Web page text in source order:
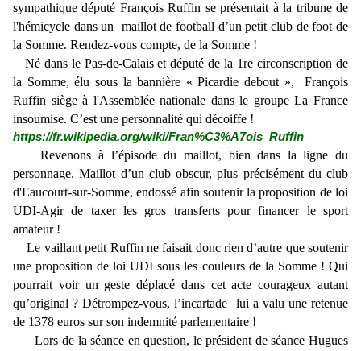
sympathique député François Ruffin se présentait à la tribune de
l'hémicycle dans un maillot de football d’un petit club de foot de
la Somme. Rendez-vous compte, de la Somme !
Né dans le Pas-de-Calais et député de la 1re circonscription de
la Somme, élu sous la bannière « Picardie debout », François
Ruffin siège à l'Assemblée nationale dans le groupe La France
insoumise. C’est une personnalité qui décoiffe !
https://fr.wikipedia.org/wiki/Fran%C3%A7ois_Ruffin
Revenons à l’épisode du maillot, bien dans la ligne du
personnage. Maillot d’un club obscur, plus précisément du club
d'Eaucourt-sur-Somme, endossé afin soutenir la proposition de loi
UDI-Agir de taxer les gros transferts pour financer le sport
amateur !
Le vaillant petit Ruffin ne faisait donc rien d’autre que soutenir
une proposition de loi UDI sous les couleurs de la Somme ! Qui
pourrait voir un geste déplacé dans cet acte courageux autant
qu’original ? Détrompez-vous, l’incartade lui a valu une retenue
de 1378 euros sur son indemnité parlementaire !
Lors de la séance en question, le président de séance Hugues